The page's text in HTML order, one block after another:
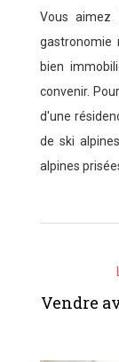
Vous
gastronomie
bien
convenir.
d'une
de ski
alpines
Vendre